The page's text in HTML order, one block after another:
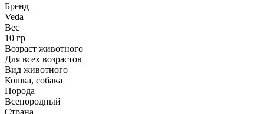
Бренд
Veda
Вес
10 гр
Возраст животного
Для всех возрастов
Вид животного
Кошка, собака
Порода
Всепородный
Страна